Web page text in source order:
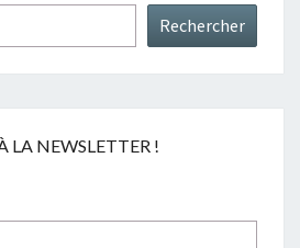
Rechercher
LA NEWSLETTER !